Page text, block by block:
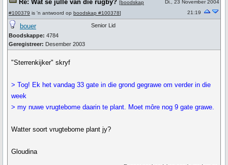
Re: Wat sê julle van die rugby? [boodskap
#100379 is 'n antwoord op boodskap #100378]
Di., 23 November 2004
21:19
bouer
Boodskappe: 4784
Geregistreer: Desember 2003
Senior Lid
"Sterrenkijker" skryf
> Tog! Ek het vandag 33 gate in die grond gegrawe om verder in die
week
> my nuwe vrugtebome daarin te plant. Moet môre nog 9 gate grawe.
Watter soort vrugtebome plant jy?
Gloudina